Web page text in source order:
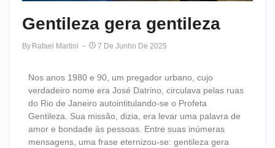
Gentileza gera gentileza
By Rafael Martini 7 De Junho De 2025
Nos anos 1980 e 90, um pregador urbano, cujo
verdadeiro nome era José Datrino, circulava pelas ruas
do Rio de Janeiro autointitulando-se o Profeta
Gentileza. Sua missão, dizia, era levar uma palavra de
amor e bondade às pessoas. Entre suas inúmeras
mensagens, uma frase eternizou-se: gentileza gera